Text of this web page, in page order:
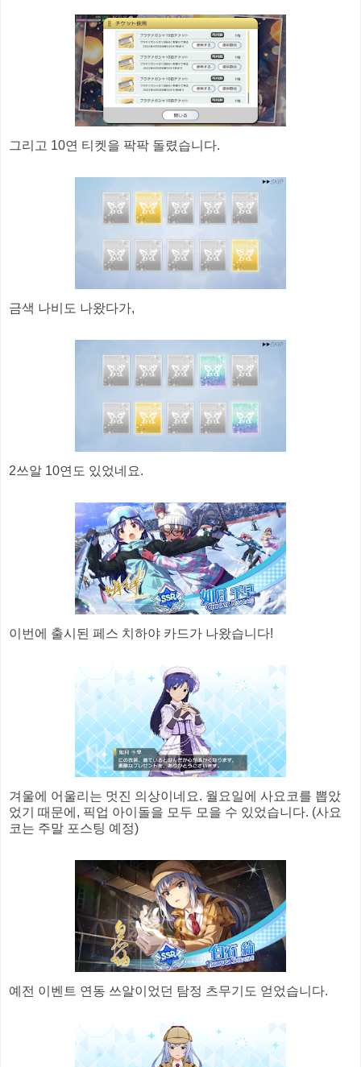
그리고 10연 티켓을 팍팍 돌렸습니다.
금색 나비도 나왔다가,
2쓰알 10연도 있었네요.
이번에 출시된 페스 치하야 카드가 나왔습니다!
겨울에 어울리는 멋진 의상이네요. 월요일에 사요코를 뽑았
었기 때문에, 픽업 아이돌을 모두 모을 수 있었습니다. (사요
코는 주말 포스팅 예정)
예전 이벤트 연동 쓰알이었던 탐정 츠무기도 얻었습니다.